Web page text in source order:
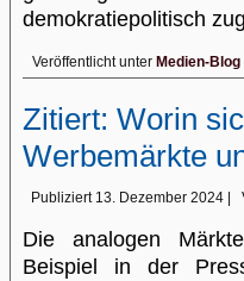
demokratiepolitisch
Veröffentlicht unter Medien-Blog
Zitiert: Worin
Werbemärkte
Publiziert 13. Dezember 2024
Die analogen
Beispiel in der